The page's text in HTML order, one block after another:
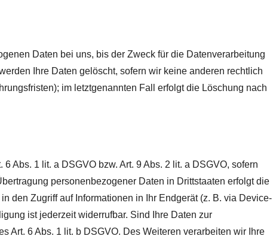
Daten bei uns, bis der Zweck für die Datenverarbeitung
Ihre Daten gelöscht, sofern wir keine anderen rechtlich
im letztgenannten Fall erfolgt die Löschung nach
Abs. 1 lit. a DSGVO bzw. Art. 9 Abs. 2 lit. a DSGVO, sofern
personenbezogener Daten in Drittstaaten erfolgt die
den Zugriff auf Informationen in Ihr Endgerät (z. B. via Device-
ist jederzeit widerrufbar. Sind Ihre Daten zur
Art. 6 Abs. 1 lit. b DSGVO. Des Weiteren verarbeiten wir Ihre